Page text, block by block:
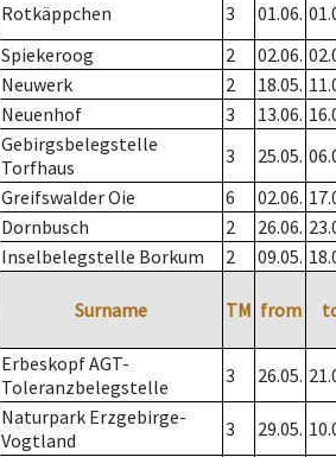
Rotkäppchen 3 01.06.
Spiekeroog 2 02.06.
Neuwerk 2 18.05.
Neuenhof 3 13.06.
Gebirgsbelegstelle
Torfhaus
3 25.05.
Greifswalder Oie 6 02.06.
Dornbusch 2 26.06.
Inselbelegstelle Borkum 2 09.05.
Surname TM from
Erbeskopf AGT-
Toleranzbelegstelle
3 26.05.
Naturpark Erzgebirge-
Vogtland
3 29.05.